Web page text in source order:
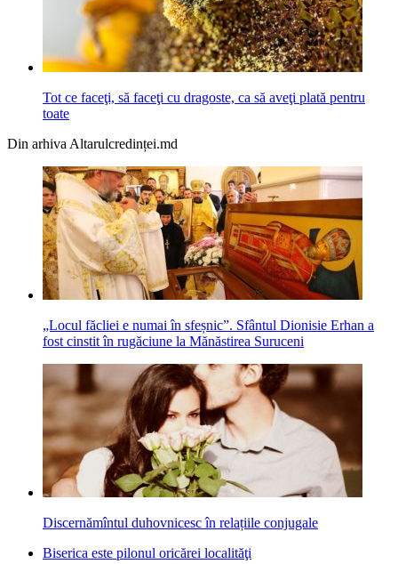
Tot ce faceţi, să faceţi cu dragoste, ca să aveţi plată pentru
toate
Din arhiva Altarulcredinței.md
„Locul făcliei e numai în sfeșnic”. Sfântul Dionisie Erhan a
fost cinstit în rugăciune la Mănăstirea Suruceni
Discernămîntul duhovnicesc în relațiile conjugale
Biserica este pilonul oricărei localităţi